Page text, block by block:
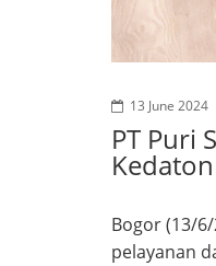
13 June 2024
PT Puri
Bogor (13/
pelayanan